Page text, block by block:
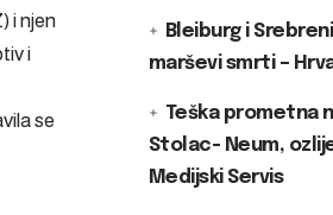
i njen
i
se
Bleiburg i
marševi smrti –
Teška prometna
Stolac- Neum,
Medijski Servis